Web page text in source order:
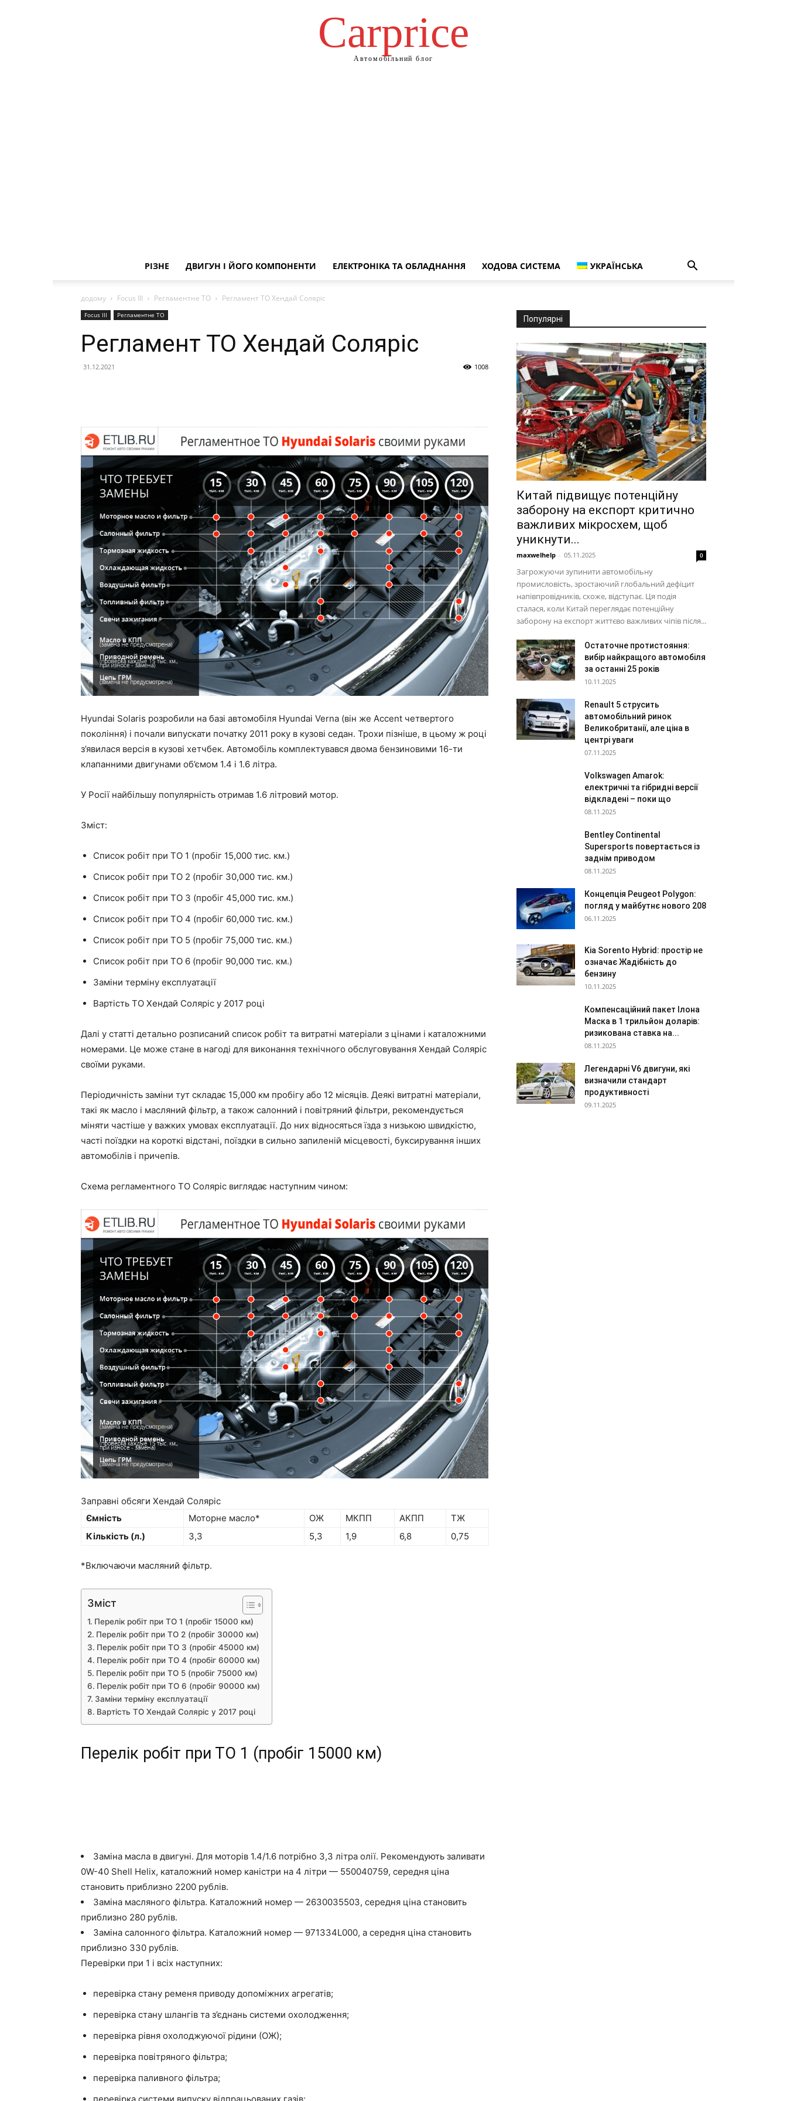
Сarprice
Автомобільний блог
РІЗНЕ ДВИГУН І ЙОГО КОМПОНЕНТИ ЕЛЕКТРОНІКА ТА ОБЛАДНАННЯ ХОДОВА СИСТЕМА УКРАЇНСЬКА
додому Focus III Регламентне ТО Регламент ТО Хендай Соляріс
Focus III Регламентне ТО
Регламент ТО Хендай Соляріс
31.12.2021 1008
Hyundai Solaris розробили на базі автомобіля Hyundai Verna (він же Accent четвертого
покоління) і почали випускати початку 2011 року в кузові седан. Трохи пізніше, в цьому ж році
з’явилася версія в кузові хетчбек. Автомобіль комплектувався двома бензиновими 16-ти
клапанними двигунами об’ємом 1.4 і 1.6 літра.
У Росії найбільшу популярність отримав 1.6 літровий мотор.
Зміст:
Список робіт при ТО 1 (пробіг 15,000 тис. км.)
Список робіт при ТО 2 (пробіг 30,000 тис. км.)
Список робіт при ТО 3 (пробіг 45,000 тис. км.)
Список робіт при ТО 4 (пробіг 60,000 тис. км.)
Список робіт при ТО 5 (пробіг 75,000 тис. км.)
Список робіт при ТО 6 (пробіг 90,000 тис. км.)
Заміни терміну експлуатації
Вартість ТО Хендай Соляріс у 2017 році
Далі у статті детально розписаний список робіт та витратні матеріали з цінами і каталожними
номерами. Це може стане в нагоді для виконання технічного обслуговування Хендай Соляріс
своїми руками.
Періодичність заміни тут складає 15,000 км пробігу або 12 місяців. Деякі витратні матеріали,
такі як масло і масляний фільтр, а також салонний і повітряний фільтри, рекомендується
міняти частіше у важких умовах експлуатації. До них відносяться їзда з низькою швидкістю,
часті поїздки на короткі відстані, поїздки в сильно запиленій місцевості, буксирування інших
автомобілів і причепів.
Схема регламентного ТО Соляріс виглядає наступним чином:
Заправні обсяги Хендай Соляріс
Ємність
Моторне масло* ОЖ МКПП АКПП
ТЖ
Кількість (л.)
3,3 5,3 1,9 6,8 0,75
*Включаючи масляний фільтр.
Зміст
Перелік робіт при ТО 1 (пробіг 15000 км)
Перелік робіт при ТО 2 (пробіг 30000 км)
Перелік робіт при ТО 3 (пробіг 45000 км)
Перелік робіт при ТО 4 (пробіг 60000 км)
Перелік робіт при ТО 5 (пробіг 75000 км)
Перелік робіт при ТО 6 (пробіг 90000 км)
Заміни терміну експлуатації
Вартість ТО Хендай Соляріс у 2017 році
Перелік робіт при ТО 1 (пробіг 15000 км)
Заміна масла в двигуні. Для моторів 1.4/1.6 потрібно 3,3 літра олії. Рекомендують заливати
0W-40 Shell Helix, каталожний номер каністри на 4 літри — 550040759, середня ціна
становить приблизно 2200 рублів.
Заміна масляного фільтра. Каталожний номер — 2630035503, середня ціна становить
приблизно 280 рублів.
Заміна салонного фільтра. Каталожний номер — 971334L000, а середня ціна становить
приблизно 330 рублів.
Перевірки при 1 і всіх наступних:
перевірка стану ременя приводу допоміжних агрегатів;
перевірка стану шлангів та з’єднань системи охолодження;
перевірка рівня охолоджуючої рідини (ОЖ);
перевірка повітряного фільтра;
перевірка паливного фільтра;
Популярні
Китай підвищує потенційну
заборону на експорт критично
важливих мікросхем, щоб
уникнути...
maxwelhelp - 05.11.2025 0
Загрожуючи зупинити автомобільну
промисловість, зростаючий глобальний дефіцит
напівпровідників, схоже, відступає. Ця подія
сталася, коли Китай переглядає потенційну
заборону на експорт життєво важливих чіпів після...
Остаточне протистояння:
вибір найкращого автомобіля
за останні 25 років
10.11.2025
Renault 5 струсить
автомобільний ринок
Великобританії, але ціна в
центрі уваги
07.11.2025
Volkswagen Amarok:
електричні та гібридні версії
відкладені – поки що
08.11.2025
Bentley Continental
Supersports повертається із
заднім приводом
08.11.2025
Концепція Peugeot Polygon:
погляд у майбутнє нового 208
06.11.2025
Kia Sorento Hybrid: простір не
означає Жадібність до
бензину
10.11.2025
Компенсаційний пакет Ілона
Маска в 1 трильйон доларів:
ризикована ставка на...
08.11.2025
Легендарні V6 двигуни, які
визначили стандарт
продуктивності
09.11.2025